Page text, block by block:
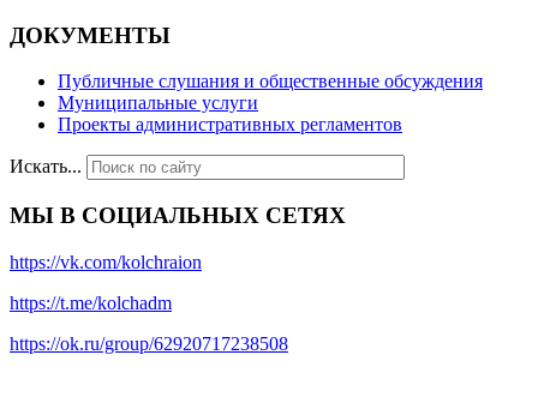
ДОКУМЕНТЫ
Публичные слушания и общественные обсуждения
Муниципальные услуги
Проекты административных регламентов
Искать...
МЫ В СОЦИАЛЬНЫХ СЕТЯХ
https://vk.com/kolchraion
https://t.me/kolchadm
https://ok.ru/group/62920717238508